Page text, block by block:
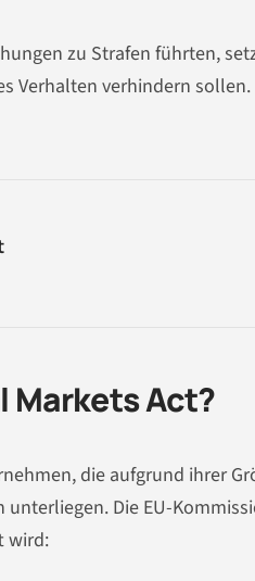
zu Strafen führten,
Verhalten verhindern sollen.
Markets Act?
die aufgrund ihrer
Die EU-
wird: